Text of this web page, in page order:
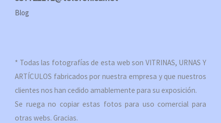
Blog
* Todas las fotografías de esta web son VITRINAS, URNAS Y
ARTÍCULOS fabricados por nuestra empresa y que nuestros
clientes nos han cedido amablemente para su exposición.
Se ruega no copiar estas fotos para uso comercial para
otras webs. Gracias.